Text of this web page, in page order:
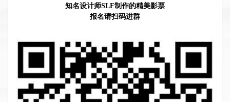
知名设计师SLF制作的精美影票
报名请扫码进群